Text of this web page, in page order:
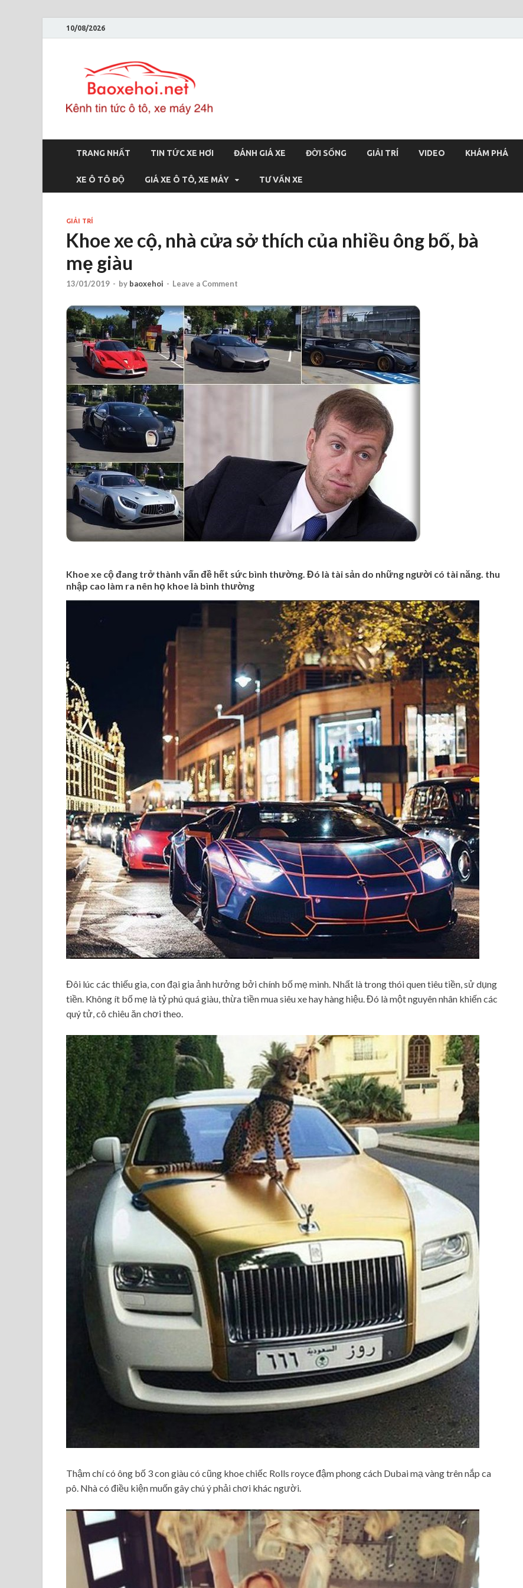
10/08/2026
TRANG NHẤT TIN TỨC XE HƠI ĐÁNH GIÁ XE ĐỜI SỐNG GIẢI TRÍ VIDEO KHÁM PHÁ
XE Ô TÔ ĐỘ GIÁ XE Ô TÔ, XE MÁY TƯ VẤN XE
GIẢI TRÍ
Khoe xe cộ, nhà cửa sở thích của nhiều ông bố, bà
mẹ giàu
13/01/2019 - by baoxehoi - Leave a Comment
Khoe xe cộ đang trở thành vấn đề hết sức bình thường. Đó là tài sản do những người có tài năng. thu
nhập cao làm ra nên họ khoe là bình thường
Đôi lúc các thiếu gia, con đại gia ảnh hưởng bởi chính bố mẹ mình. Nhất là trong thói quen tiêu tiền, sử dụng
tiền. Không ít bố mẹ là tỷ phú quá giàu, thừa tiền mua siêu xe hay hàng hiệu. Đó là một nguyên nhân khiến các
quý tử, cô chiêu ăn chơi theo.
Thậm chí có ông bố 3 con giàu có cũng khoe chiếc Rolls royce đậm phong cách Dubai mạ vàng trên nắp ca
pô. Nhà có điều kiện muốn gây chú ý phải chơi khác người.